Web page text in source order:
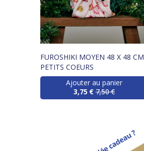
FUROSHIKI MOYEN 48 X 48 CM
PETITS COEURS
Ajouter au panier
3,75 € 7,50 €